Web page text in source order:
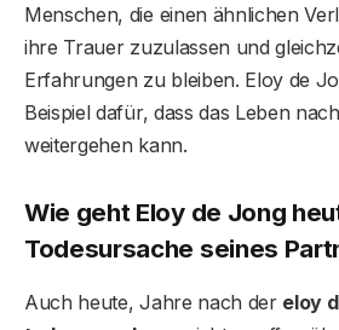
Menschen, die einen ähnlichen
ihre Trauer zuzulassen und
Erfahrungen zu bleiben. Eloy de
Beispiel dafür, dass das Leben
weitergehen kann.
Wie geht Eloy de Jong
Todesursache seines
Auch heute, Jahre nach der eloy